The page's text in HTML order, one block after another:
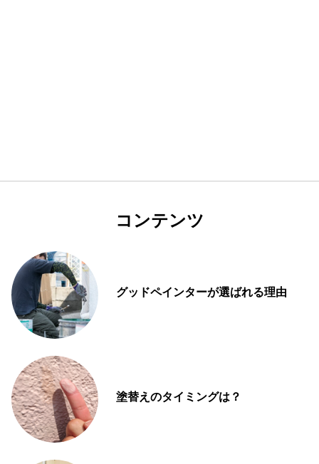
コンテンツ
グッドペインターが選ばれる理由
塗替えのタイミングは？